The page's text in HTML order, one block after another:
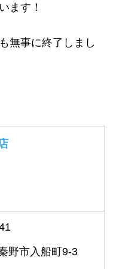
ます！
無事に終了しまし
野市入船町9-3